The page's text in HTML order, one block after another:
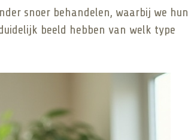
snoer behandelen, waarbij we hun
beeld hebben van welk type